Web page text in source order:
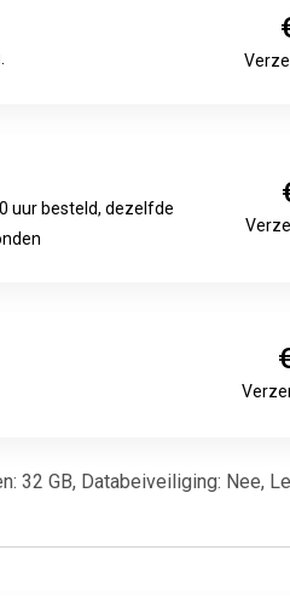
€
uur besteld, dezelfde
€
€
32 GB, Databeiveiliging: Nee,